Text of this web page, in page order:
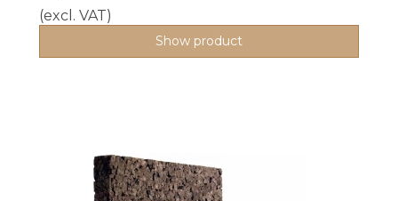
(excl. VAT)
Show product